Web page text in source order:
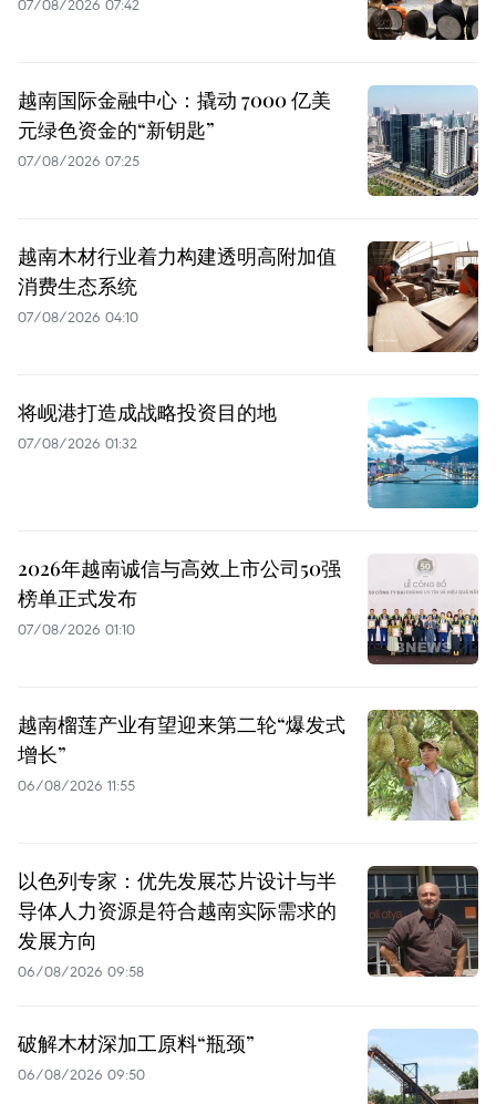
07/08/2026 07:42
越南国际金融中心：撬动 7000 亿美
元绿色资金的“新钥匙”
07/08/2026 07:25
越南木材行业着力构建透明高附加值
消费生态系统
07/08/2026 04:10
将岘港打造成战略投资目的地
07/08/2026 01:32
2026年越南诚信与高效上市公司50强
榜单正式发布
07/08/2026 01:10
越南榴莲产业有望迎来第二轮“爆发式
增长”
06/08/2026 11:55
以色列专家：优先发展芯片设计与半
导体人力资源是符合越南实际需求的
发展方向
06/08/2026 09:58
破解木材深加工原料“瓶颈”
06/08/2026 09:50